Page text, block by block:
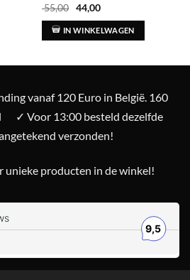
55,00
Oorspronkelijke
prijs
was:
€ 55,00.
44,00Huidige
is:
€ 44,00.
IN WINKELWAGEN
vanaf 120 Euro in België. 160
✓ Voor 13:00 besteld dezelfde
verzonden!
unieke producten in de winkel!